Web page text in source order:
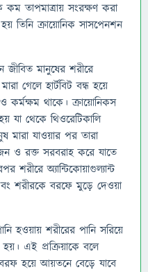
তাপমাত্রায় সংরক্ষণ করা
তিনি ক্রায়োনিক সাসপেনশন
জীবিত মানুষের শরীরে
গেলে হার্টবিট বন্ধ হয়ে
কর্মক্ষম থাকে। ক্রায়োনিকস
যা থেকে থিওরেটিকালি
মারা যাওয়ার পর তারা
ও রক্ত সরবরাহ করে যাতে
শরীরে অ্যান্টিকোয়াগুল্যান্ট
শরীরকে বরফে মুড়ে দেওয়া
হওয়ায় শরীরের পানি সরিয়ে
হয়। এই প্রক্রিয়াকে বলে
বরফ হয়ে আয়তনে বেড়ে যাবে